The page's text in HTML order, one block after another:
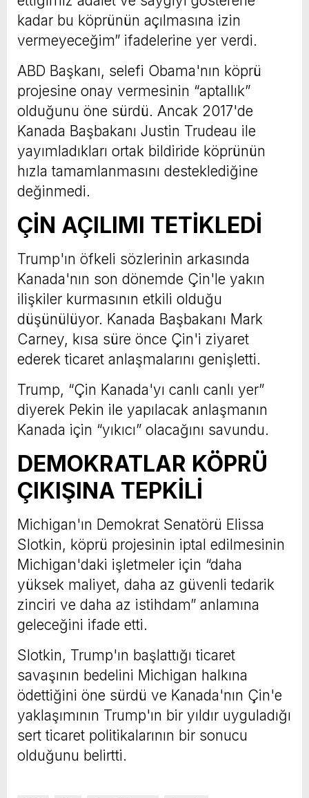
kadar bu köprünün açılmasına izin
vermeyeceğim” ifadelerine yer verdi.
ABD Başkanı, selefi Obama'nın köprü
projesine onay vermesinin “aptallık”
olduğunu öne sürdü. Ancak 2017'de
Kanada Başbakanı Justin Trudeau ile
yayımladıkları ortak bildiride köprünün
hızla tamamlanmasını desteklediğine
değinmedi.
ÇİN AÇILIMI TETİKLEDİ
Trump'ın öfkeli sözlerinin arkasında
Kanada'nın son dönemde Çin'le yakın
ilişkiler kurmasının etkili olduğu
düşünülüyor. Kanada Başbakanı Mark
Carney, kısa süre önce Çin'i ziyaret
ederek ticaret anlaşmalarını genişletti.
Trump, “Çin Kanada'yı canlı canlı yer”
diyerek Pekin ile yapılacak anlaşmanın
Kanada için “yıkıcı” olacağını savundu.
DEMOKRATLAR KÖPRÜ
ÇIKIŞINA TEPKİLİ
Michigan'ın Demokrat Senatörü Elissa
Slotkin, köprü projesinin iptal edilmesinin
Michigan'daki işletmeler için “daha
yüksek maliyet, daha az güvenli tedarik
zinciri ve daha az istihdam” anlamına
geleceğini ifade etti.
Slotkin, Trump'ın başlattığı ticaret
savaşının bedelini Michigan halkına
ödettiğini öne sürdü ve Kanada'nın Çin'e
yaklaşımının Trump'ın bir yıldır uyguladığı
sert ticaret politikalarının bir sonucu
olduğunu belirtti.